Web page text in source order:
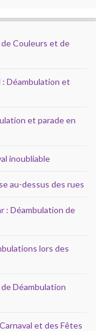
de Couleurs et de
: Déambulation et
et parade en
inoubliable
au-dessus des rues
: Déambulation de
lors des
de Déambulation
et des Fêtes